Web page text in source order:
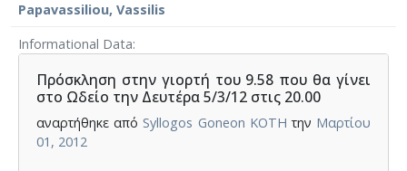
Papavassiliou, Vassilis
Informational Data
Πρόσκληση στην γιορτή του 9.58 που θα γίνει
στο Ωδείο την Δευτέρα 5/3/12 στις 20.00
αναρτήθηκε από Syllogos Goneon KOTHτην Μαρτίου
01, 2012